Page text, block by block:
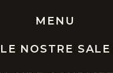
MENU
LE NOSTRE SALE
quante